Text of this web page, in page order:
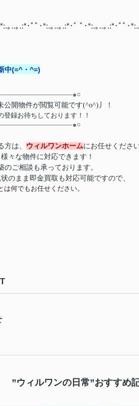
｡..｡.:*･ﾟﾟ･*:.｡..｡.:*･ﾟ ﾟ･*:.｡..｡.:*･ﾟﾟ･
中(=^・^=)
●○
公開物件が閲覧可能です(^o^)丿！
録お待ちしております！！
●○
は、 ウィルワンホームにお任せください
々な物件に対応できます！
ご相談も承っております。
のまま即金買取も対応可能ですので、
何でもお任せください。
”ウィルワンの日常”おすすめ